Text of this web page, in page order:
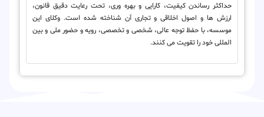
حداکثر رساندن کیفیت، کارایی و بهره وری، تحت رعایت دقیق قانون،
ارزش ها و اصول اخلاقی و تجاری آن شناخته شده است. وکلای این
موسسه، با حفظ توجه عالی، شخصی و تخصصی، رویه و حضور ملی و بین
المللی خود را تقویت می کنند.